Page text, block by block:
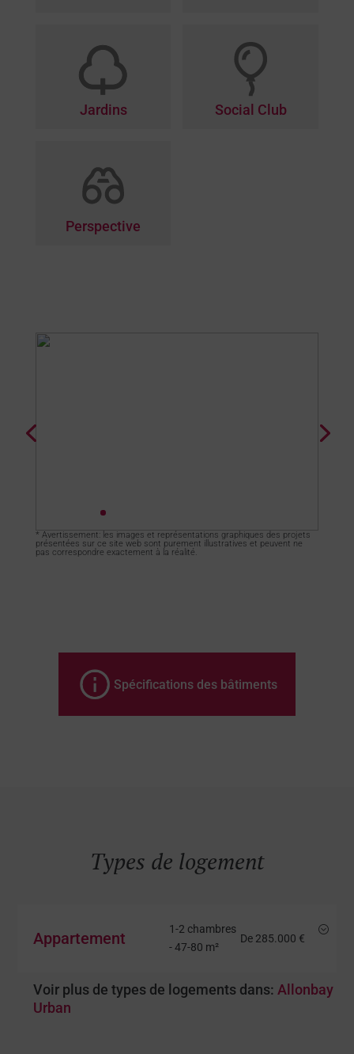
Jardins Social Club
Perspective
* Avertissement: les images et représentations graphiques des projets
présentées sur ce site web sont purement illustratives et peuvent ne
pas correspondre exactement à la réalité.
Spécifications des bâtiments
Types de logement
Appartement
1-2 chambres
- 47-80 m²
De 285.000 €
;
Voir plus de types de logements dans:Allonbay
Urban